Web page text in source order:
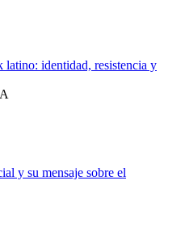
latino: identidad, resistencia y
y su mensaje sobre el